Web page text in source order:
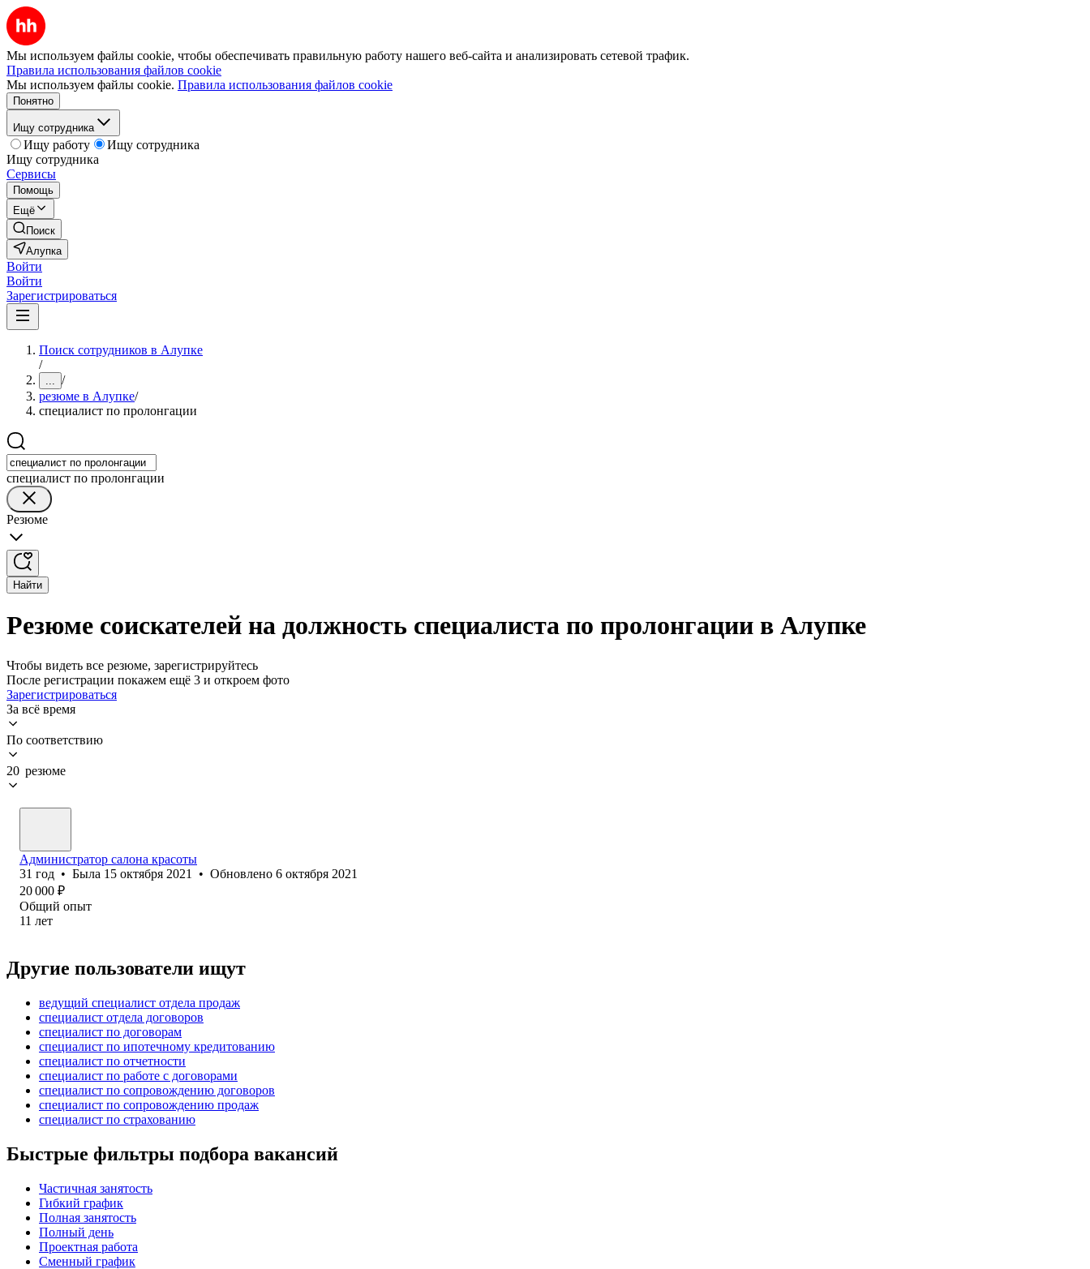
Мы используем файлы cookie, чтобы обеспечивать правильную работу нашего веб-сайта и анализировать сетевой трафик.
Правила использования файлов cookie
Мы используем файлы cookie. Правила использования файлов cookie
Понятно
Ищу сотрудника
Ищу работу
Ищу сотрудника
Ищу сотрудника
Сервисы
Помощь
Ещё
Поиск
Алупка
Войти
Войти
Зарегистрироваться
Поиск сотрудников в Алупке
/
... /
резюме в Алупке/
специалист по пролонгации
специалист по пролонгации
Резюме
Найти
Резюме соискателей на должность специалиста по пролонгации в Алупке
Чтобы видеть все резюме, зарегистрируйтесь
После регистрации покажем ещё 3 и откроем фото
Зарегистрироваться
За всё время
По соответствию
20 резюме
Администратор салона красоты
31 год • Была 15 октября 2021 • Обновлено 6 октября 2021
20 000 ₽
Общий опыт
11 лет
Другие пользователи ищут
ведущий специалист отдела продаж
специалист отдела договоров
специалист по договорам
специалист по ипотечному кредитованию
специалист по отчетности
специалист по работе с договорами
специалист по сопровождению договоров
специалист по сопровождению продаж
специалист по страхованию
Быстрые фильтры подбора вакансий
Частичная занятость
Гибкий график
Полная занятость
Полный день
Проектная работа
Сменный график